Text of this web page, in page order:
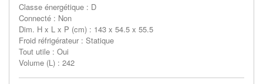
Classe énergétique : D
Connecté : Non
Dim. H x L x P (cm) : 143 x 54.5 x 55.5
Froid réfrigérateur : Statique
Tout utile : Oui
Volume (L) : 242